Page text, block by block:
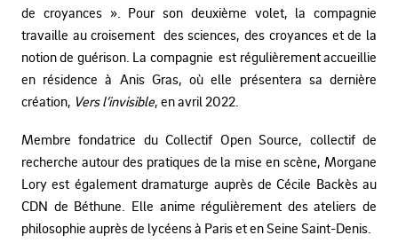
de croyances ». Pour son deuxième volet, la compagnie
travaille au croisement des sciences, des croyances et de la
notion de guérison. La compagnie est régulièrement accueillie
en résidence à Anis Gras, où elle présentera sa dernière
création, Vers l’invisible, en avril 2022.
Membre fondatrice du Collectif Open Source, collectif de
recherche autour des pratiques de la mise en scène, Morgane
Lory est également dramaturge auprès de Cécile Backès au
CDN de Béthune. Elle anime régulièrement des ateliers de
philosophie auprès de lycéens à Paris et en Seine Saint-Denis.